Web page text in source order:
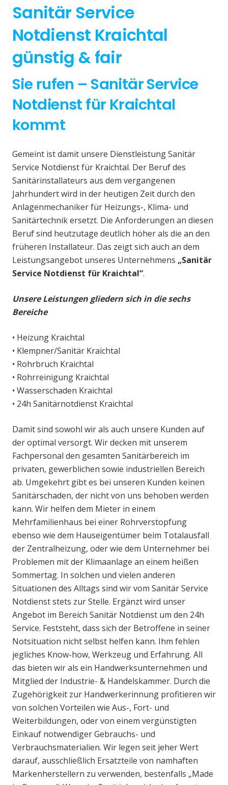
Sanitär Service
Notdienst Kraichtal
günstig & fair
Sie rufen – Sanitär Service
Notdienst für Kraichtal
kommt
Gemeint ist damit unsere Dienstleistung Sanitär
Service Notdienst für Kraichtal. Der Beruf des
Sanitärinstallateurs aus dem vergangenen
Jahrhundert wird in der heutigen Zeit durch den
Anlagenmechaniker für Heizungs-, Klima- und
Sanitärtechnik ersetzt. Die Anforderungen an diesen
Beruf sind heutzutage deutlich höher als die an den
früheren Installateur. Das zeigt sich auch an dem
Leistungsangebot unseres Unternehmens „Sanitär
Service Notdienst für Kraichtal“.
Unsere Leistungen gliedern sich in die sechs
Bereiche
• Heizung Kraichtal
• Klempner/Sanitär Kraichtal
• Rohrbruch Kraichtal
• Rohrreinigung Kraichtal
• Wasserschaden Kraichtal
• 24h Sanitärnotdienst Kraichtal
Damit sind sowohl wir als auch unsere Kunden auf
der optimal versorgt. Wir decken mit unserem
Fachpersonal den gesamten Sanitärbereich im
privaten, gewerblichen sowie industriellen Bereich
ab. Umgekehrt gibt es bei unseren Kunden keinen
Sanitärschaden, der nicht von uns behoben werden
kann. Wir helfen dem Mieter in einem
Mehrfamilienhaus bei einer Rohrverstopfung
ebenso wie dem Hauseigentümer beim Totalausfall
der Zentralheizung, oder wie dem Unternehmer bei
Problemen mit der Klimaanlage an einem heißen
Sommertag. In solchen und vielen anderen
Situationen des Alltags sind wir vom Sanitär Service
Notdienst stets zur Stelle. Ergänzt wird unser
Angebot im Bereich Sanitär Notdienst um den 24h
Service. Feststeht, dass sich der Betroffene in seiner
Notsituation nicht selbst helfen kann. Ihm fehlen
jegliches Know-how, Werkzeug und Erfahrung. All
das bieten wir als ein Handwerksunternehmen und
Mitglied der Industrie- & Handelskammer. Durch die
Zugehörigkeit zur Handwerkerinnung profitieren wir
von solchen Vorteilen wie Aus-, Fort- und
Weiterbildungen, oder von einem vergünstigten
Einkauf notwendiger Gebrauchs- und
Verbrauchsmaterialien. Wir legen seit jeher Wert
darauf, ausschließlich Ersatzteile von namhaften
Markenherstellern zu verwenden, bestenfalls „Made